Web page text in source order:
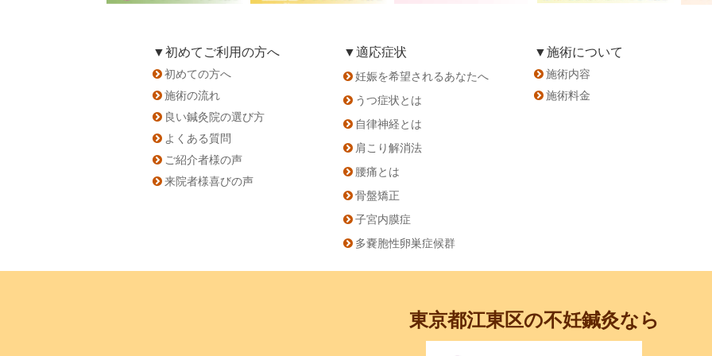
▼初めてご利用の方へ
初めての方へ
施術の流れ
良い鍼灸院の選び方
よくある質問
ご紹介者様の声
来院者様喜びの声
▼適応症状
妊娠を希望されるあなたへ
うつ症状とは
自律神経とは
肩こり解消法
腰痛とは
骨盤矯正
子宮内膜症
多嚢胞性卵巣症候群
▼施術について
施術内容
施術料金
東京都江東区の不妊鍼灸なら